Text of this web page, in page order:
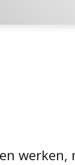
werken,